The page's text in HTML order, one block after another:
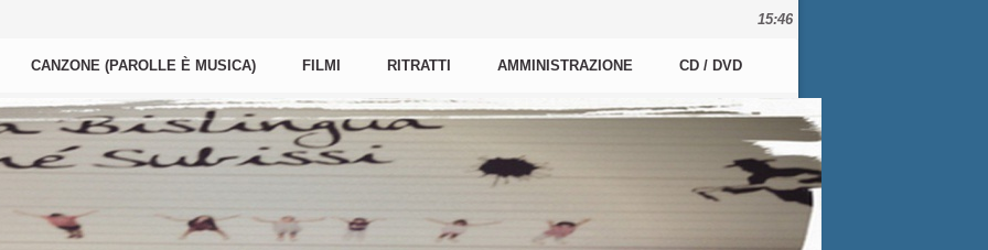
15:46
CANZONE (PAROLLE È MUSICA) FILMI RITRATTI AMMINISTRAZIONE CD / DVD